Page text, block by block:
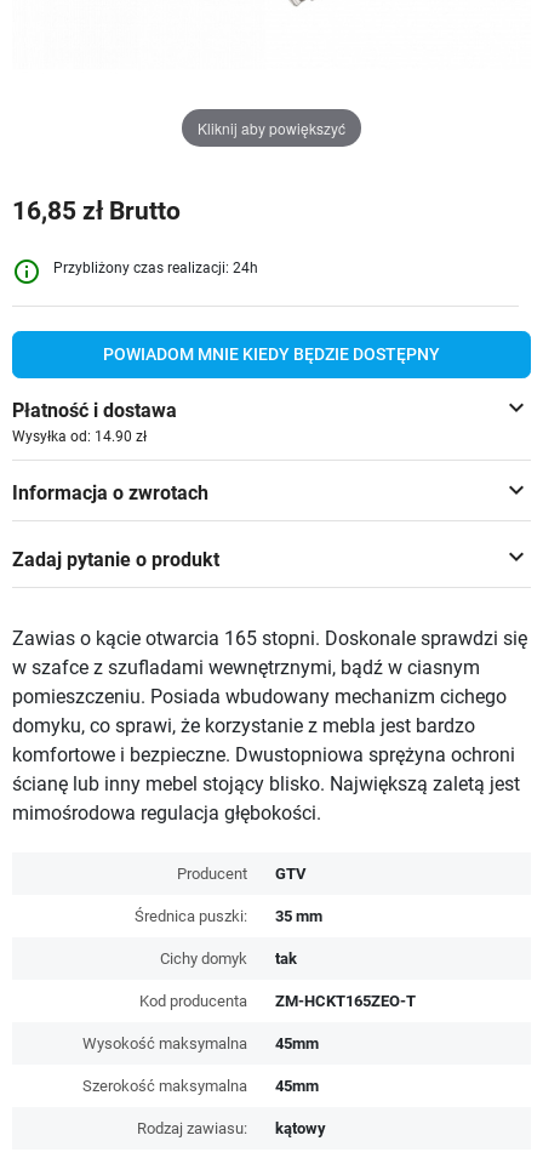
Kliknij aby powiększyć
16,85 zł Brutto
info_outline Przybliżony czas realizacji: 24h
POWIADOM MNIE KIEDY BĘDZIE DOSTĘPNY
keyboard_arrow_down
Płatność i dostawa
Wysyłka od: 14.90 zł
keyboard_arrow_down
Informacja o zwrotach
keyboard_arrow_down
Zadaj pytanie o produkt
Zawias o kącie otwarcia 165 stopni. Doskonale sprawdzi się
w szafce z szufladami wewnętrznymi, bądź w ciasnym
pomieszczeniu. Posiada wbudowany mechanizm cichego
domyku, co sprawi, że korzystanie z mebla jest bardzo
komfortowe i bezpieczne. Dwustopniowa sprężyna ochroni
ścianę lub inny mebel stojący blisko. Największą zaletą jest
mimośrodowa regulacja głębokości.
Producent GTV
Średnica puszki: 35 mm
Cichy domyk tak
Kod producenta ZM-HCKT165ZEO-T
Wysokość maksymalna 45mm
Szerokość maksymalna 45mm
Rodzaj zawiasu: kątowy